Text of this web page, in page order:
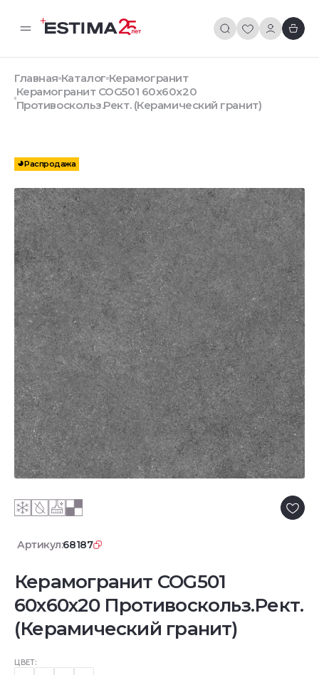
Главная Каталог Керамогранит
Керамогранит COG501 60x60x20
Противоскольз.Рект. (Керамический гранит)
Распродажа
Артикул:68187
Керамогранит COG501
60x60x20 Противоскольз.Рект.
(Керамический гранит)
ЦВЕТ: